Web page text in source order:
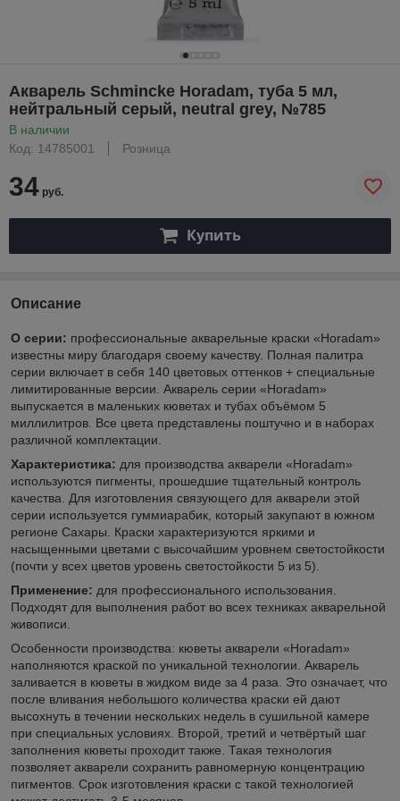
Акварель Schmincke Horadam, туба 5 мл,
нейтральный серый, neutral grey, №785
В наличии
Код: 14785001
Розница
34 руб.
Купить
Описание
О серии: профессиональные акварельные краски «Horadam»
известны миру благодаря своему качеству. Полная палитра
серии включает в себя 140 цветовых оттенков + специальные
лимитированные версии. Акварель серии «Horadam»
выпускается в маленьких кюветах и тубах объёмом 5
миллилитров. Все цвета представлены поштучно и в наборах
различной комплектации.
Характеристика: для производства акварели «Horadam»
используются пигменты, прошедшие тщательный контроль
качества. Для изготовления связующего для акварели этой
серии используется гуммиарабик, который закупают в южном
регионе Сахары. Краски характеризуются яркими и
насыщенными цветами с высочайшим уровнем светостойкости
(почти у всех цветов уровень светостойкости 5 из 5).
Применение: для профессионального использования.
Подходят для выполнения работ во всех техниках акварельной
живописи.
Особенности производства: кюветы акварели «Horadam»
наполняются краской по уникальной технологии. Акварель
заливается в кюветы в жидком виде за 4 раза. Это означает, что
после вливания небольшого количества краски ей дают
высохнуть в течении нескольких недель в сушильной камере
при специальных условиях. Второй, третий и четвёртый шаг
заполнения кюветы проходит также. Такая технология
позволяет акварели сохранить равномерную концентрацию
пигментов. Срок изготовления краски с такой технологией